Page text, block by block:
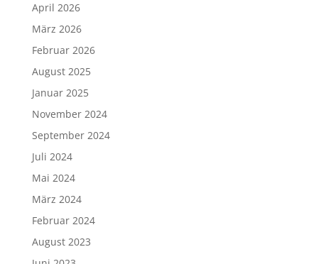
April 2026
März 2026
Februar 2026
August 2025
Januar 2025
November 2024
September 2024
Juli 2024
Mai 2024
März 2024
Februar 2024
August 2023